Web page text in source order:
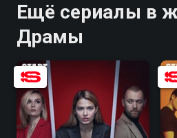
Ещё сериалы в
Драмы